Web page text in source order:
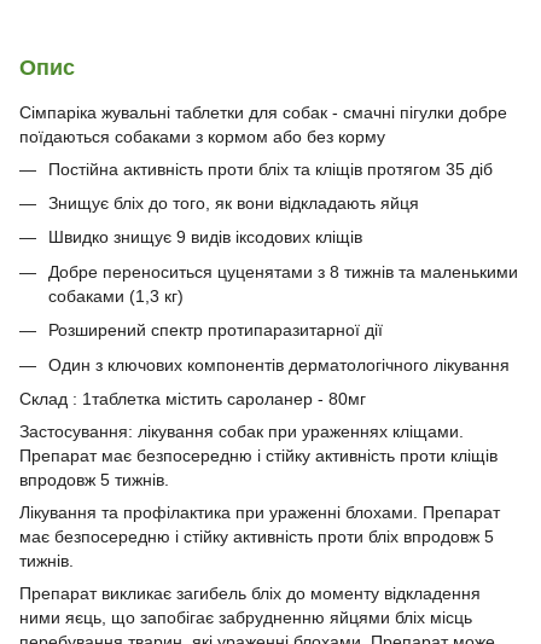
Опис
Сімпаріка жувальні таблетки для собак - смачні пігулки добре
поїдаються собаками з кормом або без корму
Постійна активність проти бліх та кліщів протягом 35 діб
Знищує бліх до того, як вони відкладають яйця
Швидко знищує 9 видів іксодових кліщів
Добре переноситься цуценятами з 8 тижнів та маленькими
собаками (1,3 кг)
Розширений спектр протипаразитарної дії
Один з ключових компонентів дерматологічного лікування
Склад : 1таблетка містить сароланер - 80мг
Застосування: лікування собак при ураженнях кліщами.
Препарат має безпосередню і стійку активність проти кліщів
впродовж 5 тижнів.
Лікування та профілактика при ураженні блохами. Препарат
має безпосередню і стійку активність проти бліх впродовж 5
тижнів.
Препарат викликає загибель бліх до моменту відкладення
ними яєць, що запобігає забрудненню яйцями бліх місць